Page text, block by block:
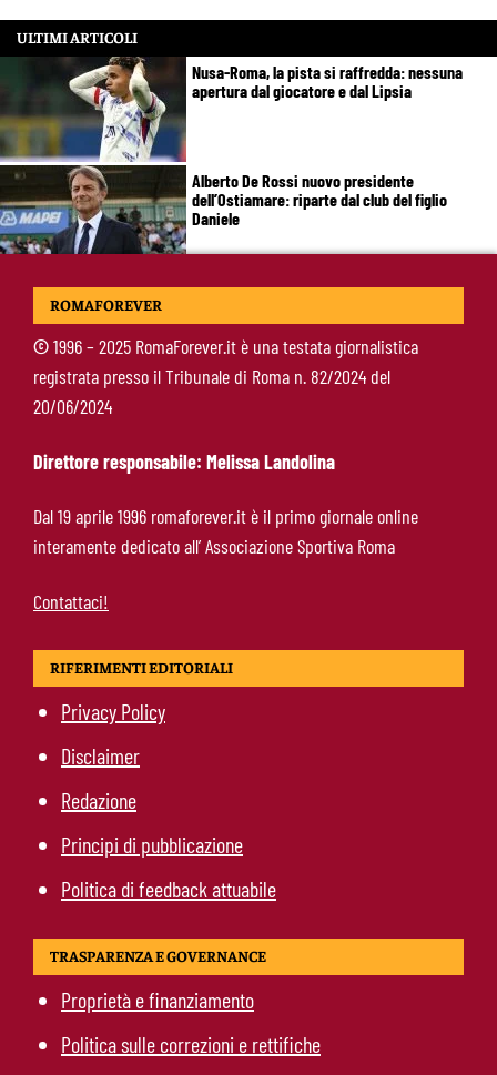
ULTIMI ARTICOLI
Nusa-Roma, la pista si raffredda: nessuna
apertura dal giocatore e dal Lipsia
Alberto De Rossi nuovo presidente
dell’Ostiamare: riparte dal club del figlio
Daniele
Pellegrini resta alla Roma: rinnovo di un anno e
Roma, un ex rivela: “Alla Roma abbiamo
costruito qualcosa di speciale”
ROMAFOREVER
©1996 – 2025 RomaForever.it è una testata giornalistica
registrata presso il Tribunale di Roma n. 82/2024 del
20/06/2024
Direttore responsabile: Melissa Landolina
Dal 19 aprile 1996 romaforever.it è il primo giornale online
interamente dedicato all’ Associazione Sportiva Roma
Contattaci!
RIFERIMENTI EDITORIALI
Privacy Policy
Disclaimer
Redazione
Principi di pubblicazione
Politica di feedback attuabile
TRASPARENZA E GOVERNANCE
Proprietà e finanziamento
Politica sulle correzioni e rettifiche